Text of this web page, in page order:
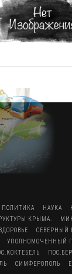
ПОЛИТИКА НАУКА
КРЫМА.
СЕВЕРНЫЙ
УПОЛНОМОЧЕННЫЙ
СИМФЕРОПОЛЬ